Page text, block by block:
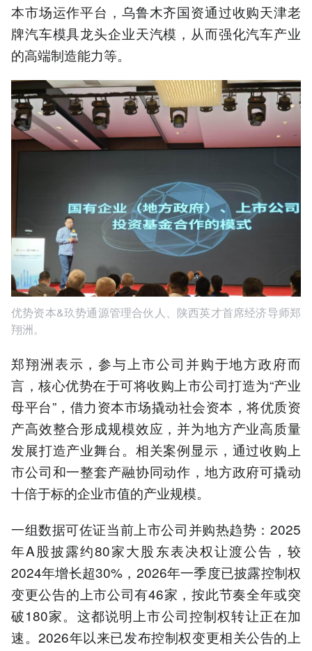
本市场运作平台，乌鲁木齐国资通过收购天津老
牌汽车模具龙头企业天汽模，从而强化汽车产业
的高端制造能力等。
优势资本&玖势通源管理合伙人、陕西英才首席经济导师郑
翔洲。
郑翔洲表示，参与上市公司并购于地方政府而
言，核心优势在于可将收购上市公司打造为“产业
母平台”，借力资本市场撬动社会资本，将优质资
产高效整合形成规模效应，并为地方产业高质量
发展打造产业舞台。相关案例显示，通过收购上
市公司和一整套产融协同动作，地方政府可撬动
十倍于标的企业市值的产业规模。
一组数据可佐证当前上市公司并购热趋势：2025
年A股披露约80家大股东表决权让渡公告，较
2024年增长超30%，2026年一季度已披露控制权
变更公告的上市公司有46家，按此节奏全年或突
破180家。这都说明上市公司控制权转让正在加
速。2026年以来已发布控制权变更相关公告的上